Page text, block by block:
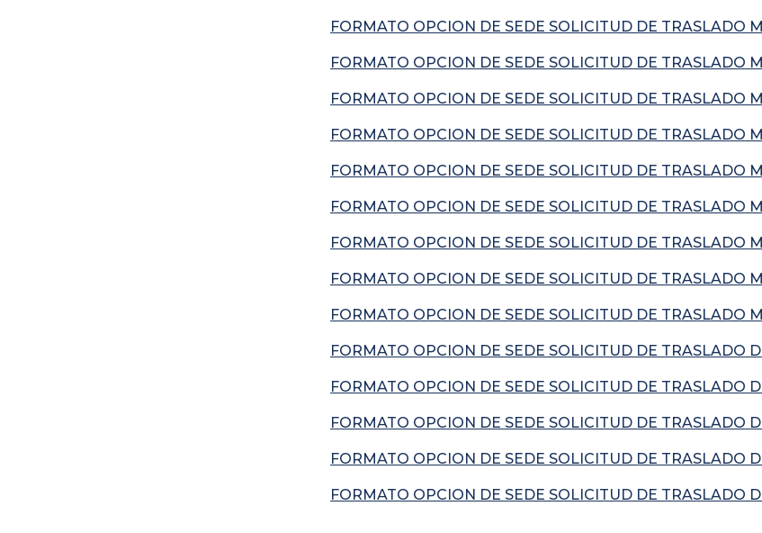
FORMATO OPCION DE SEDE SOLICITUD DE TRASLADO
FORMATO OPCION DE SEDE SOLICITUD DE TRASLADO
FORMATO OPCION DE SEDE SOLICITUD DE TRASLADO
FORMATO OPCION DE SEDE SOLICITUD DE TRASLADO
FORMATO OPCION DE SEDE SOLICITUD DE TRASLADO
FORMATO OPCION DE SEDE SOLICITUD DE TRASLADO
FORMATO OPCION DE SEDE SOLICITUD DE TRASLADO
FORMATO OPCION DE SEDE SOLICITUD DE TRASLADO
FORMATO OPCION DE SEDE SOLICITUD DE TRASLADO
FORMATO OPCION DE SEDE SOLICITUD DE TRASLADO
FORMATO OPCION DE SEDE SOLICITUD DE TRASLADO
FORMATO OPCION DE SEDE SOLICITUD DE TRASLADO
FORMATO OPCION DE SEDE SOLICITUD DE TRASLADO
FORMATO OPCION DE SEDE SOLICITUD DE TRASLADO